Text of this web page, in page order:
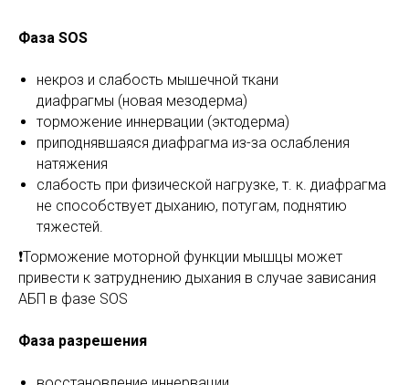
Фаза SOS
некроз и слабость мышечной ткани
диафрагмы (новая мезодерма)
торможение иннервации (эктодерма)
приподнявшаяся диафрагма из-за ослабления
натяжения
слабость при физической нагрузке, т. к. диафрагма
не способствует дыханию, потугам, поднятию
тяжестей.
❗️Торможение моторной функции мышцы может
привести к затруднению дыхания в случае зависания
АБП в фазе SOS
Фаза разрешения